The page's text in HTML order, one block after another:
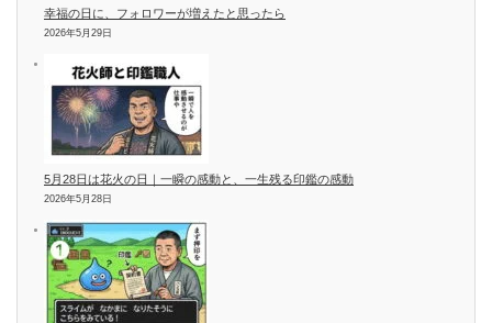
幸福の日に、フォロワーが増えたと思ったら
2026年5月29日
5月28日は花火の日｜一瞬の感動と、一生残る印鑑の感動
2026年5月28日